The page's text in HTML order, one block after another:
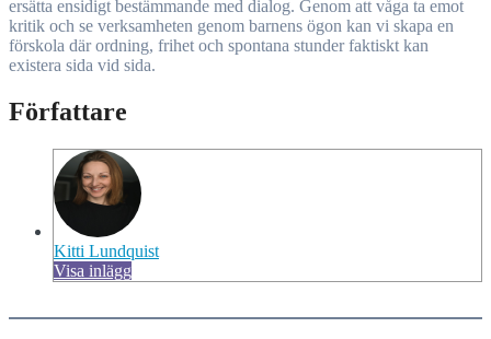
ersätta ensidigt bestämmande med dialog. Genom att våga ta emot
kritik och se verksamheten genom barnens ögon kan vi skapa en
förskola där ordning, frihet och spontana stunder faktiskt kan
existera sida vid sida.
Författare
Kitti Lundquist
Visa inlägg